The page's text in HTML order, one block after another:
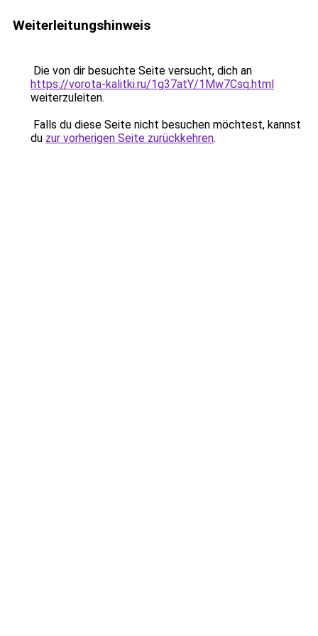
Weiterleitungshinweis
Die von dir besuchte Seite versucht, dich an
https://vorota-kalitki.ru/1g37atY/1Mw7Csq.html
weiterzuleiten.
Falls du diese Seite nicht besuchen möchtest, kannst
du zur vorherigen Seite zurückkehren.